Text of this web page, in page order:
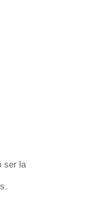
ser la